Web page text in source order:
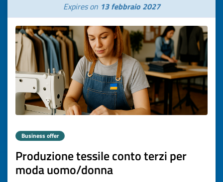
Expires on 13 febbraio 2027
Business offer
Produzione tessile conto terzi per
moda uomo/donna